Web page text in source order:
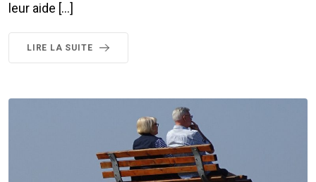
leur aide […]
LIRE LA SUITE